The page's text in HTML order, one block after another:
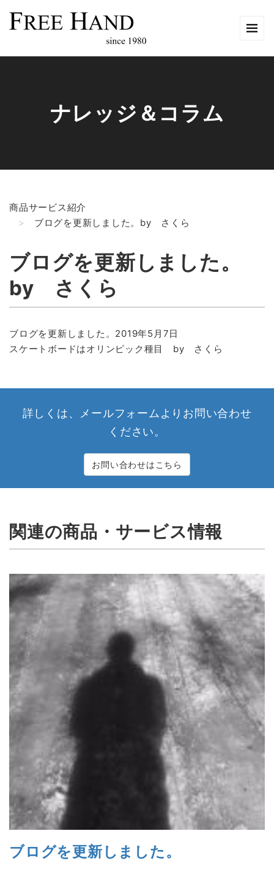
ナレッジ＆コラム
商品サービス紹介
ブログを更新しました。by さくら
ブログを更新しました。
by さくら
ブログを更新しました。2019年5月7日
スケートボードはオリンピック種目 by さくら
詳しくは、メールフォームよりお問い合わせ
ください。
お問い合わせはこちら
関連の商品・サービス情報
ブログを更新しました。